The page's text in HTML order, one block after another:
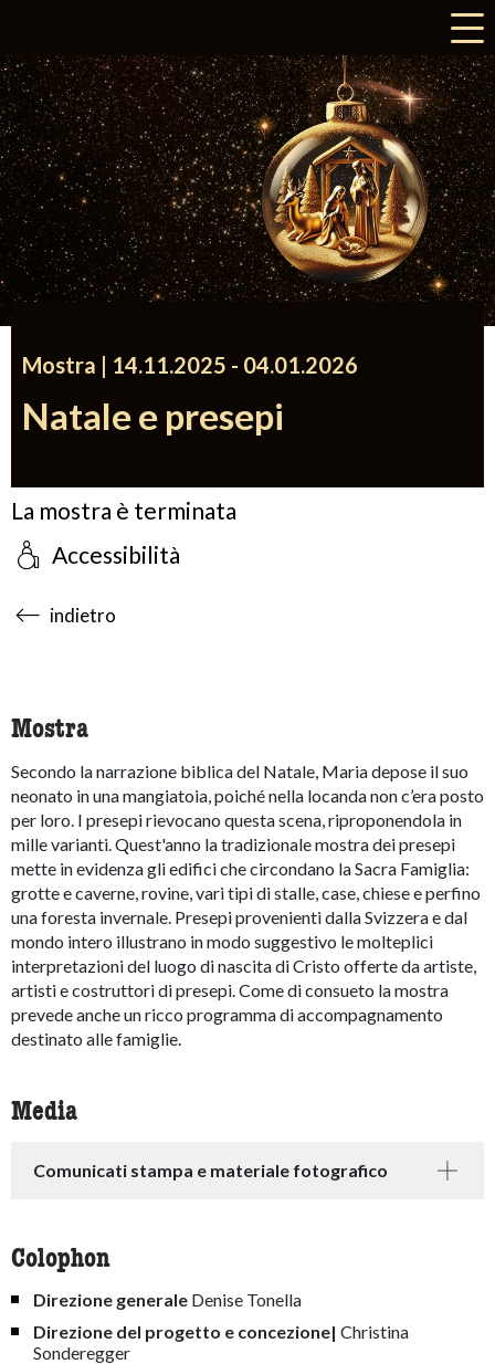
Natale e presepi
Mostra | 14.11.2025 accessibility.time_to
- 04.01.2026
La mostra è terminata
Accessibilità
accessibility.sr-only.body-term
indietro
Mostra
Secondo la narrazione biblica del Natale, Maria depose il suo
neonato in una mangiatoia, poiché nella locanda non c’era posto
per loro. I presepi rievocano questa scena, riproponendola in
mille varianti. Quest'anno la tradizionale mostra dei presepi
mette in evidenza gli edifici che circondano la Sacra Famiglia:
grotte e caverne, rovine, vari tipi di stalle, case, chiese e perfino
una foresta invernale. Presepi provenienti dalla Svizzera e dal
mondo intero illustrano in modo suggestivo le molteplici
interpretazioni del luogo di nascita di Cristo offerte da artiste,
artisti e costruttori di presepi. Come di consueto la mostra
prevede anche un ricco programma di accompagnamento
destinato alle famiglie.
Media
Comunicati stampa e materiale fotografico
Colophon
Direzione generale Denise Tonella
Direzione del progetto e concezione| Christina
Sonderegger